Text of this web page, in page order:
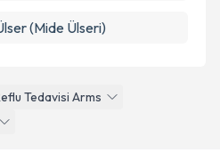
Tedavisi Arms
(Mide Ülseri)